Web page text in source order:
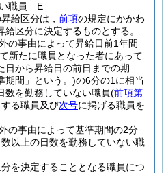
い職員 E
給区分は， 前項の規定にかかわ
給区分に決定するものとする。
の事由によって昇給日前1年間
新たに職員となった者にあって
日から昇給日の前日までの期
期間」という。)の6分の1に相当
数を勤務していない職員(前項第
る職員及び次号に掲げる職員を
の事由によって基準期間の2分
以上の日数を勤務していない職
を決定することとなる職員につ